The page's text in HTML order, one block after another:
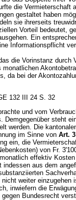
die Vermieterschaft
gestaltet haben
sie ihrerseits
Vorteil bedeutet,
Ein
Informationspflicht
die Vorinstanz durch
da bei der
132 III 24 S. 32
und vom
Demgegenüber steht
werden. Die
im Sinne von Art.
ein, die
von Fr.
effektiv
aus dem
weiter einzugehen
inwiefern die
Bundesrecht